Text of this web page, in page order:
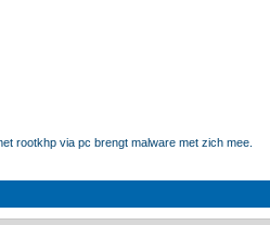
rootkhp via pc brengt malware met zich mee.